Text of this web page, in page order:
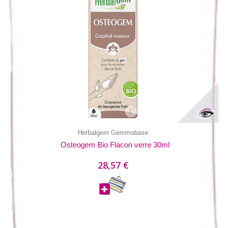
Herbalgem Gemmobase
Osteogem Bio Flacon verre 30ml
28,57 €